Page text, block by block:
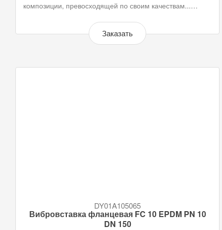
композиции, превосходящей по своим качествам...…
Заказать
DY01A105065
Вибровставка фланцевая FC 10 EPDM PN 10
DN 150